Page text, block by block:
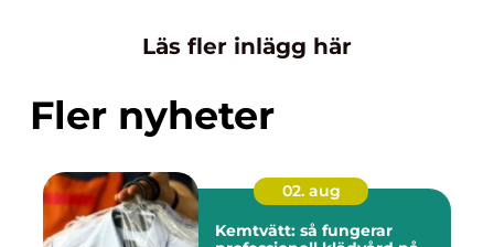
Läs fler inlägg här
Fler nyheter
02. aug
Kemtvätt: så fungerar